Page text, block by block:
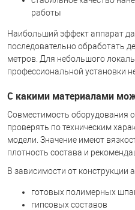
работы
Наибольший эффект аппарат
последовательно обработать
метров. Для небольшого
профессиональной установки
С какими материалами
Совместимость оборудования
проверять по техническим
модели. Значение имеют
плотность состава и
В зависимости от конструкции
готовых полимерных
гипсовых составов